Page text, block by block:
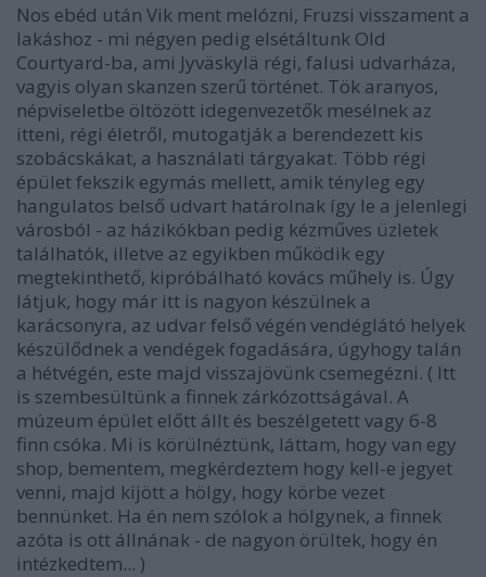
Nos ebéd után Vik ment melózni, Fruzsi visszament a
lakáshoz - mi négyen pedig elsétáltunk Old
Courtyard-ba, ami Jyväskylä régi, falusi udvarháza,
vagyis olyan skanzen szerű történet. Tök aranyos,
népviseletbe öltözött idegenvezetők mesélnek az
itteni, régi életről, mutogatják a berendezett kis
szobácskákat, a használati tárgyakat. Több régi
épület fekszik egymás mellett, amik tényleg egy
hangulatos belső udvart határolnak így le a jelenlegi
városból - az házikókban pedig kézműves üzletek
találhatók, illetve az egyikben működik egy
megtekinthető, kipróbálható kovács műhely is. Úgy
látjuk, hogy már itt is nagyon készülnek a
karácsonyra, az udvar felső végén vendéglátó helyek
készülődnek a vendégek fogadására, úgyhogy talán
a hétvégén, este majd visszajövünk csemegézni. ( Itt
is szembesültünk a finnek zárkózottságával. A
múzeum épület előtt állt és beszélgetett vagy 6-8
finn csóka. Mi is körülnéztünk, láttam, hogy van egy
shop, bementem, megkérdeztem hogy kell-e jegyet
venni, majd kijött a hölgy, hogy körbe vezet
bennünket. Ha én nem szólok a hölgynek, a finnek
azóta is ott állnának - de nagyon örültek, hogy én
intézkedtem... )